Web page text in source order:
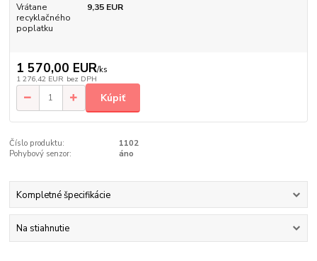
Vrátane
recyklačného
poplatku
9,35 EUR
1 570,00 EUR/ks
1 276,42 EUR bez DPH
Kúpiť
Číslo produktu:
1102
Pohybový senzor:
áno
Kompletné špecifikácie
Na stiahnutie